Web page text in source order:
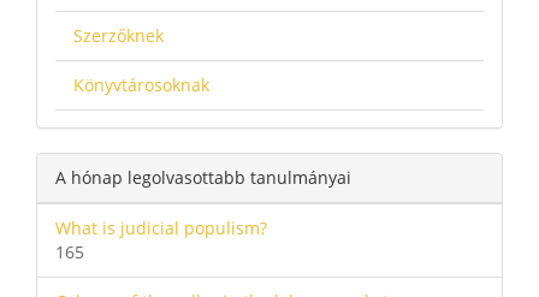
Szerzőknek
Könyvtárosoknak
A hónap legolvasottabb tanulmányai
What is judicial populism?
165